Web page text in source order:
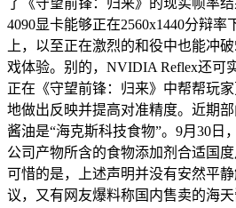
了《守望前锋：归来》的现实帧率
4090显卡能够正在2560x1440分辩率
上，以至正在激烈的和役中也能冲
戏体验。别的，NVIDIA Reflex还可
正在《守望前锋：归来》中帮帮玩
地做出反映并提高对准精度。近期
酱油是“海克斯科技食物”。9月30日
公司产物所含的食物添加剂合适国
可惜的是，上述声明并没有安然平
议，又有网友爆料称国内售卖的海